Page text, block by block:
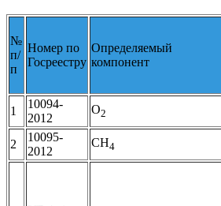
№
п/
п
Номер по
Госреестру
Определяемый
компонент
1
10094-
2012
О2
2
10095-
2012
СH4